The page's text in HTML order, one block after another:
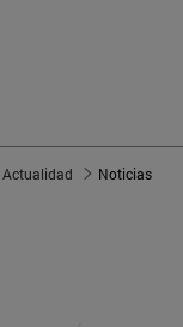
Actualidad Noticias